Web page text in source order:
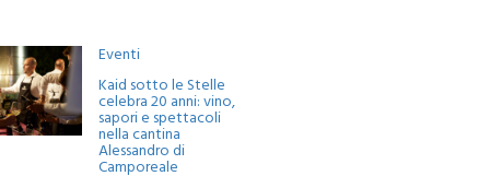
Eventi
Kaid sotto le Stelle
celebra 20 anni: vino,
sapori e spettacoli
nella cantina
Alessandro di
Camporeale